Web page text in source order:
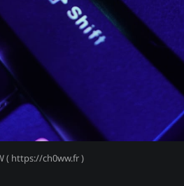
( https://ch0ww.fr )